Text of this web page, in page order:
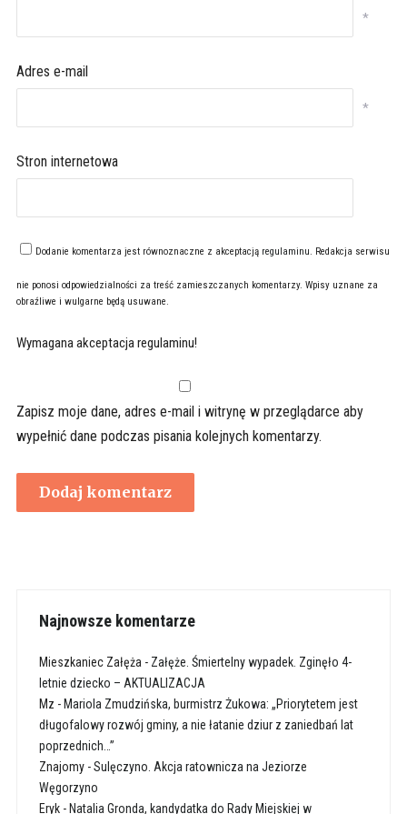
*
Adres e-mail
*
Stron internetowa
Dodanie komentarza jest równoznaczne z akceptacją regulaminu. Redakcja serwisu
nie ponosi odpowiedzialności za treść zamieszczanych komentarzy. Wpisy uznane za
obraźliwe i wulgarne będą usuwane.
Wymagana akceptacja regulaminu!
Zapisz moje dane, adres e-mail i witrynę w przeglądarce aby
wypełnić dane podczas pisania kolejnych komentarzy.
Najnowsze komentarze
Mieszkaniec Załęża - Załęże. Śmiertelny wypadek. Zginęło 4-
letnie dziecko – AKTUALIZACJA
Mz - Mariola Zmudzińska, burmistrz Żukowa: „Priorytetem jest
długofalowy rozwój gminy, a nie łatanie dziur z zaniedbań lat
poprzednich…”
Znajomy-Sulęczyno. Akcja ratownicza na Jeziorze
Węgorzyno
Eryk- Natalia Gronda, kandydatka do Rady Miejskiej w